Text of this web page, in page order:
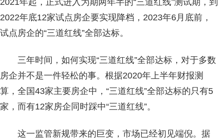
2021年起，正式进入为期两年半的“三道红线”测试期，到
2022年底12家试点房企要实现降档，2023年6月底前，
试点房企的“三道红线”全部达标。
三年时间，如何实现“三道红线”全部达标，对于多数
房企并不是一件轻松的事。根据2020年上半年财报测
算，全国43家主要房企中，“三道红线”全部达标的只有5
家，而有12家房企同时踩中“三道红线”。
这一监管新规带来的巨变，市场已经初见端倪。据